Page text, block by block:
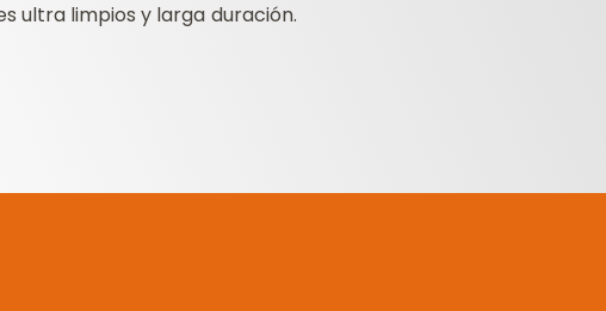
ultra limpios y larga duración.